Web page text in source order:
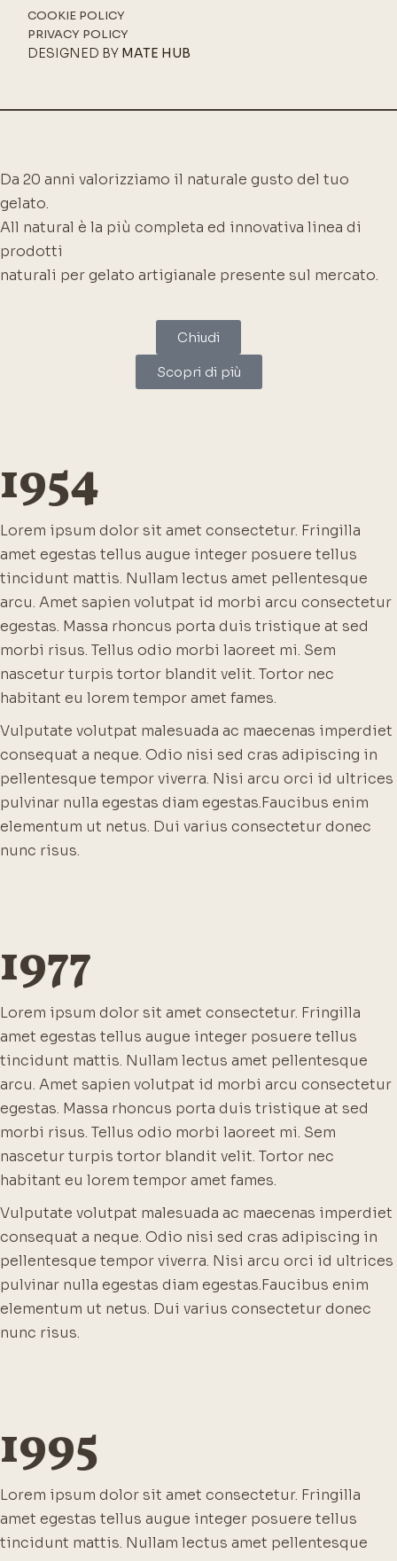
COOKIE POLICY
PRIVACY POLICY
DESIGNED BY MATE HUB
Da 20 anni valorizziamo il naturale gusto del tuo
gelato.
All natural è la più completa ed innovativa linea di
prodotti
naturali per gelato artigianale presente sul mercato.
Chiudi
Scopri di più
1954
Lorem ipsum dolor sit amet consectetur. Fringilla
amet egestas tellus augue integer posuere tellus
tincidunt mattis. Nullam lectus amet pellentesque
arcu. Amet sapien volutpat id morbi arcu consectetur
egestas. Massa rhoncus porta duis tristique at sed
morbi risus. Tellus odio morbi laoreet mi. Sem
nascetur turpis tortor blandit velit. Tortor nec
habitant eu lorem tempor amet fames.
Vulputate volutpat malesuada ac maecenas imperdiet
consequat a neque. Odio nisi sed cras adipiscing in
pellentesque tempor viverra. Nisi arcu orci id ultrices
pulvinar nulla egestas diam egestas.Faucibus enim
elementum ut netus. Dui varius consectetur donec
nunc risus.
1977
Lorem ipsum dolor sit amet consectetur. Fringilla
amet egestas tellus augue integer posuere tellus
tincidunt mattis. Nullam lectus amet pellentesque
arcu. Amet sapien volutpat id morbi arcu consectetur
egestas. Massa rhoncus porta duis tristique at sed
morbi risus. Tellus odio morbi laoreet mi. Sem
nascetur turpis tortor blandit velit. Tortor nec
habitant eu lorem tempor amet fames.
Vulputate volutpat malesuada ac maecenas imperdiet
consequat a neque. Odio nisi sed cras adipiscing in
pellentesque tempor viverra. Nisi arcu orci id ultrices
pulvinar nulla egestas diam egestas.Faucibus enim
elementum ut netus. Dui varius consectetur donec
nunc risus.
1995
Lorem ipsum dolor sit amet consectetur. Fringilla
amet egestas tellus augue integer posuere tellus
tincidunt mattis. Nullam lectus amet pellentesque